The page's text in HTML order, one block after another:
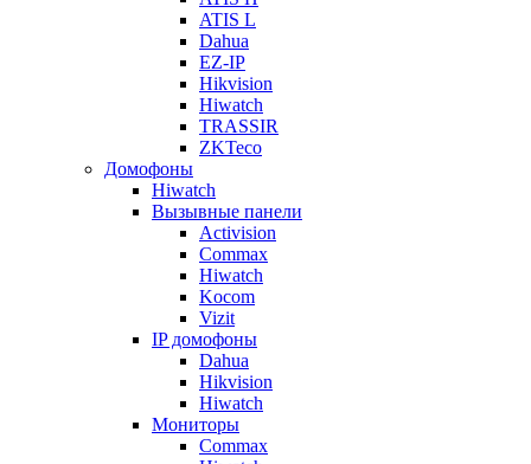
ATIS L
Dahua
EZ-IP
Hikvision
Hiwatch
TRASSIR
ZKTeco
Домофоны
Hiwatch
Вызывные панели
Activision
Commax
Hiwatch
Kocom
Vizit
IP домофоны
Dahua
Hikvision
Hiwatch
Мониторы
Commax